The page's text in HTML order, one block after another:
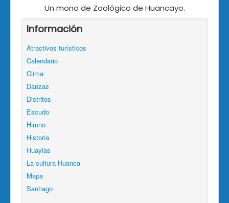
Un mono de Zoológico de Huancayo.
Información
Atractivos turísticos
Calendario
Clima
Danzas
Distritos
Escudo
Himno
Historia
Huaylas
La cultura Huanca
Mapa
Santiago